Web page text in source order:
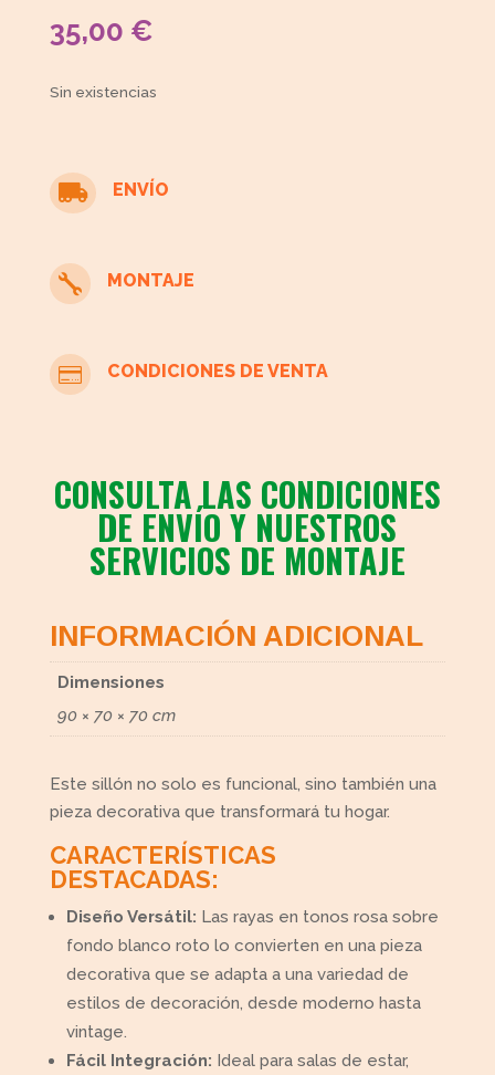
35,00 €
Sin existencias
 ENVÍO
 MONTAJE
 CONDICIONES DE VENTA
CONSULTA LAS CONDICIONES
DE ENVÍO Y NUESTROS
SERVICIOS DE MONTAJE
INFORMACIÓN ADICIONAL
Dimensiones
90 × 70 × 70 cm
Este sillón no solo es funcional, sino también una
pieza decorativa que transformará tu hogar.
CARACTERÍSTICAS
DESTACADAS:
Diseño Versátil: Las rayas en tonos rosa sobre
fondo blanco roto lo convierten en una pieza
decorativa que se adapta a una variedad de
estilos de decoración, desde moderno hasta
vintage.
Fácil Integración: Ideal para salas de estar,